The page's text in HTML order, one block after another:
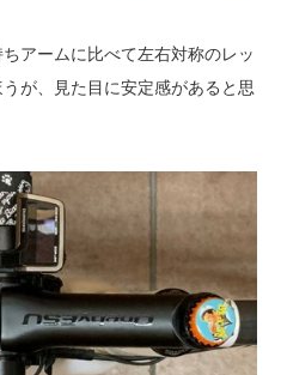
アームに比べて左右対称のレッ
が、見た目に安定感があると思